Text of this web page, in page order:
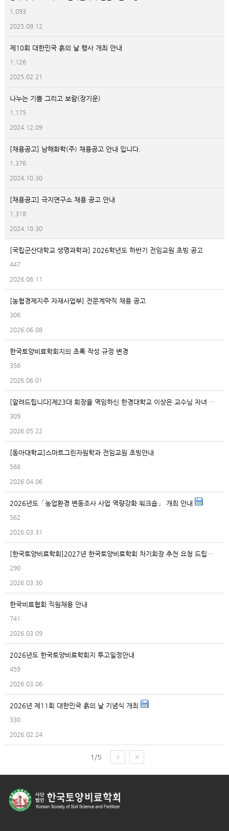
1,093
2025.09.12
제10회 대한민국 흙의 날 행사 개최 안내
1,126
2025.02.21
나누는 기쁨 그리고 보람(장기운)
1,175
2024.12.09
[채용공고] 남해화학(주) 채용공고 안내 입니다.
1,376
2024.10.30
[채용공고] 극지연구소 채용 공고 안내
1,318
2024.10.30
[국립군산대학교 생명과학과] 2026학년도 하반기 전임교원 초빙 공고
447
2026.06.11
[농협경제지주 자재사업부] 전문계약직 채용 공고
306
2026.06.08
한국토양비료학회지의 초록 작성 규정 변경
356
2026.06.01
[알려드립니다]제23대 회장을 역임하신 한경대학교 이상은 교수님 자녀 결혼 안내입니다.
309
2026.05.22
[동아대학교]스마트그린자원학과 전임교원 초빙안내
568
2026.04.06
2026년도「농업환경 변동조사 사업 역량강화 워크숍」 개최 안내
562
2026.03.31
[한국토양비료학회]2027년 한국토양비료학회 차기회장 추천 요청 드립니다.
290
2026.03.30
한국비료협회 직원채용 안내
741
2026.03.09
2026년도 한국토양비료학회지 투고일정안내
459
2026.03.06
2026년 제11회 대한민국 흙의 날 기념식 개최
330
2026.02.24
1/5